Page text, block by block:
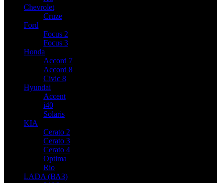
Chevrolet
Cruze
Ford
Focus 2
Focus 3
Honda
Accord 7
Accord 8
Civic 8
Hyundai
Accent
i40
Solaris
KIA
Cerato 2
Cerato 3
Cerato 4
Optima
Rio
LADA (ВАЗ)